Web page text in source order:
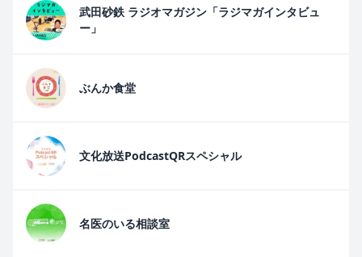
武田砂鉄 ラジオマガジン「ラジマガインタビュ
ー」
ぶんか食堂
文化放送PodcastQRスペシャル
名医のいる相談室